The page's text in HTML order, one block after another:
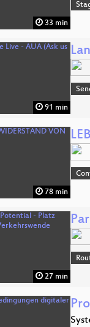
33 min
91 min
78 min
27 min